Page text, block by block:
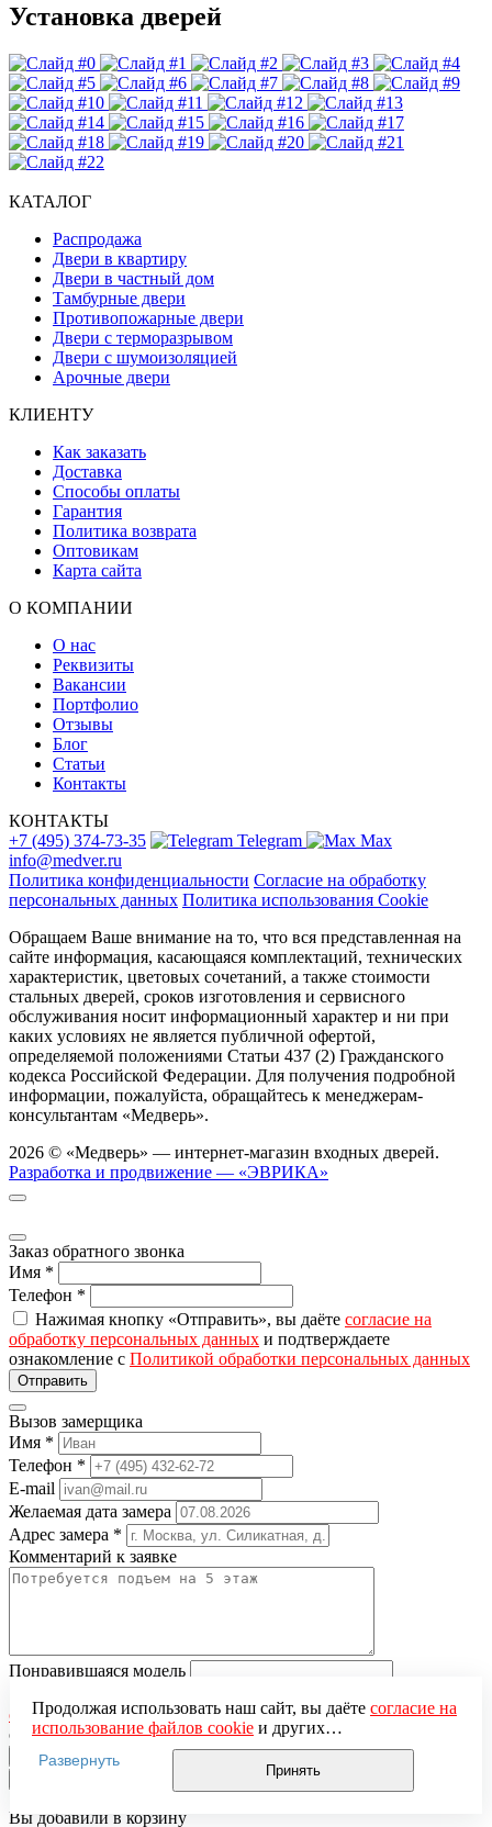
Установка дверей
КАТАЛОГ
Распродажа
Двери в квартиру
Двери в частный дом
Тамбурные двери
Противопожарные двери
Двери с терморазрывом
Двери с шумоизоляцией
Арочные двери
КЛИЕНТУ
Как заказать
Доставка
Способы оплаты
Гарантия
Политика возврата
Оптовикам
Карта сайта
О КОМПАНИИ
О нас
Реквизиты
Вакансии
Портфолио
Отзывы
Блог
Статьи
Контакты
КОНТАКТЫ
+7 (495) 374-73-35
Telegram
Max
info@medver.ru
Политика конфиденциальности Согласие на обработку
персональных данных Политика использования Cookie
Обращаем Ваше внимание на то, что вся представленная на
сайте информация, касающаяся комплектаций, технических
характеристик, цветовых сочетаний, а также стоимости
стальных дверей, сроков изготовления и сервисного
обслуживания носит информационный характер и ни при
каких условиях не является публичной офертой,
определяемой положениями Статьи 437 (2) Гражданского
кодекса Российской Федерации. Для получения подробной
информации, пожалуйста, обращайтесь к менеджерам-
консультантам «Медверь».
2026 © «Медверь» — интернет-магазин входных дверей.
Разработка и продвижение — «ЭВРИКА»
Заказ обратного звонка
Имя *
Телефон *
Нажимая кнопку «Отправить», вы даёте согласие на
обработку персональных данных и подтверждаете
ознакомление с Политикой обработки персональных данных
Вызов замерщика
Имя *
Телефон *
E-mail
Желаемая дата замера
Адрес замера *
Комментарий к заявке
Понравившаяся модель
обработку персональных данных и подтверждаете
ознакомление сПолитикой обработки персональных данных
Продолжая использовать наш сайт, вы даёте согласие на
использование файлов cookieи других
пользовательских данных (включая IP-адрес, сведения о
местоположении, устройстве, действиях на сайте и т. п.)
для функционирования сайта, проведения
Развернуть
Принять
Вы добавили в корзину